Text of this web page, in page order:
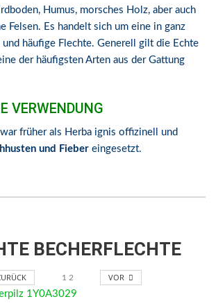
Humus, morsches Holz, aber auch
Felsen. Es handelt sich um eine in ganz
häufige Flechte. Generell gilt die Echte
der häufigsten Arten aus der Gattung
VERWENDUNG
früher als Herba ignis offizinell und
und Fieber eingesetzt.
BECHERFLECHTE
1 2 VOR